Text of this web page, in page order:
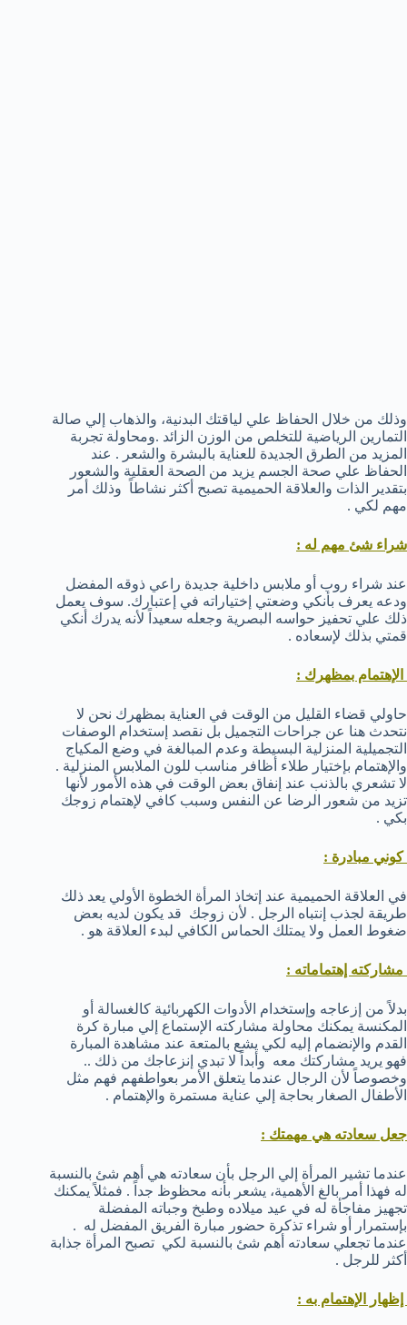
وذلك من خلال الحفاظ علي لياقتك البدنية، والذهاب إلي صالة
التمارين الرياضية للتخلص من الوزن الزائد .ومحاولة تجربة
المزيد من الطرق الجديدة للعناية بالبشرة والشعر . عند
الحفاظ علي صحة الجسم يزيد من الصحة العقلية والشعور
بتقدير الذات والعلاقة الحميمية تصبح أكثر نشاطاً وذلك أمر
مهم لكي .
شراء شئ مهم له :
عند شراء روب أو ملابس داخلية جديدة راعي ذوقه المفضل
ودعه يعرف بأنكي وضعتي إختياراته في إعتبارك. سوف يعمل
ذلك علي تحفيز حواسه البصرية وجعله سعيداً لأنه يدرك أنكي
قمتي بذلك لإسعاده .
الإهتمام بمظهرك :
حاولي قضاء القليل من الوقت في العناية بمظهرك نحن لا
نتحدث هنا عن جراحات التجميل بل نقصد إستخدام الوصفات
التجميلية المنزلية البسيطة وعدم المبالغة في وضع المكياج
والإهتمام بإختيار طلاء أظافر مناسب للون الملابس المنزلية .
لا تشعري بالذنب عند إنفاق بعض الوقت في هذه الأمور لأنها
تزيد من شعور الرضا عن النفس وسبب كافي لإهتمام زوجك
بكي .
كوني مبادرة :
في العلاقة الحميمية عند إتخاذ المرأة الخطوة الأولي يعد ذلك
طريقة لجذب إنتباه الرجل . لأن زوجك قد يكون لديه بعض
ضغوط العمل ولا يمتلك الحماس الكافي لبدء العلاقة هو .
مشاركته إهتماماته :
بدلاً من إزعاجه وإستخدام الأدوات الكهربائية كالغسالة أو
المكنسة يمكنك محاولة مشاركته الإستماع إلي مبارة كرة
القدم والإنضمام إليه لكي يشع بالمتعة عند مشاهدة المبارة
فهو يريد مشاركتك معه وأبداً لا تبدي إنزعاجك من ذلك ..
وخصوصاً لأن الرجال عندما يتعلق الأمر بعواطفهم فهم مثل
الأطفال الصغار بحاجة إلي عناية مستمرة والإهتمام .
جعل سعادته هي مهمتك :
عندما تشير المرأة إلي الرجل بأن سعادته هي أهم شئ بالنسبة
له فهذا أمر بالغ الأهمية، يشعر بأنه محظوظ جداً . فمثلاً يمكنك
تجهيز مفاجأة له في عيد ميلاده وطبخ وجباته المفضلة
بإستمرار أو شراء تذكرة حضور مبارة الفريق المفضل له .
عندما تجعلي سعادته أهم شئ بالنسبة لكي تصبح المرأة جذابة
أكثر للرجل .
إظهار الإهتمام به :